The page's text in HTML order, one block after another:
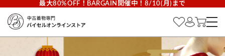
最大80%OFF！BARGAIN開催中！8/10(月)まで